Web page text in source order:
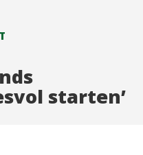
starten’